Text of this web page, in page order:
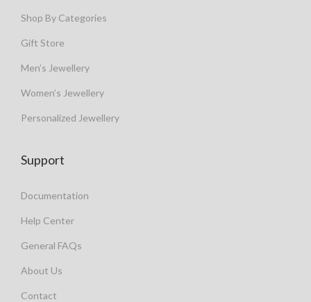
Shop By Categories
Gift Store
Men’s Jewellery
Women’s Jewellery
Personalized Jewellery
Support
Documentation
Help Center
General FAQs
About Us
Contact